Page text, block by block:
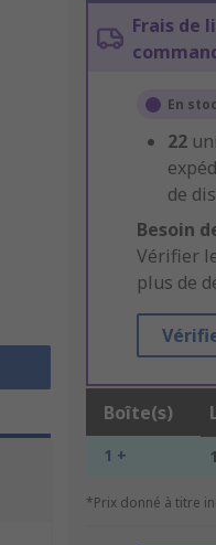
Frais de
En
22
de
Besoin
Vérifier
plus de
Boîte(s)
1 +
*Prix donné à titre